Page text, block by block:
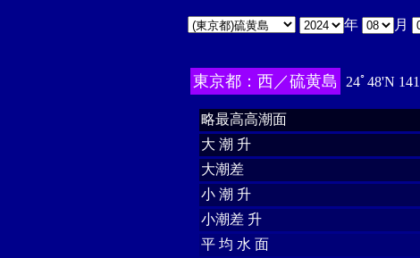
年 月
東京都：西／硫黄島 24ﾟ48'N
略最高高潮面
大 潮 升
大潮差
小 潮 升
小潮差 升
平 均 水 面